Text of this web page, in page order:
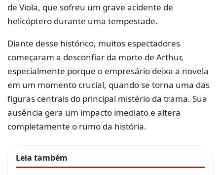
de Viola, que sofreu um grave acidente de
helicóptero durante uma tempestade.
Diante desse histórico, muitos espectadores
começaram a desconfiar da morte de Arthur,
especialmente porque o empresário deixa a novela
em um momento crucial, quando se torna uma das
figuras centrais do principal mistério da trama. Sua
ausência gera um impacto imediato e altera
completamente o rumo da história.
Leia também